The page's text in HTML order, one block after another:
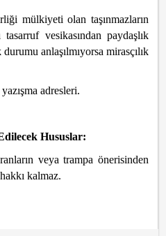
mülkiyeti olan taşınmazların
vesikasından paydaşlık
anlaşılmıyorsa mirasçılık
adresleri.
Hususlar:
veya trampa önerisinden
kalmaz.